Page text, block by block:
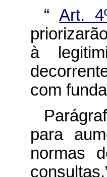
“Art.
à
com
para
normas